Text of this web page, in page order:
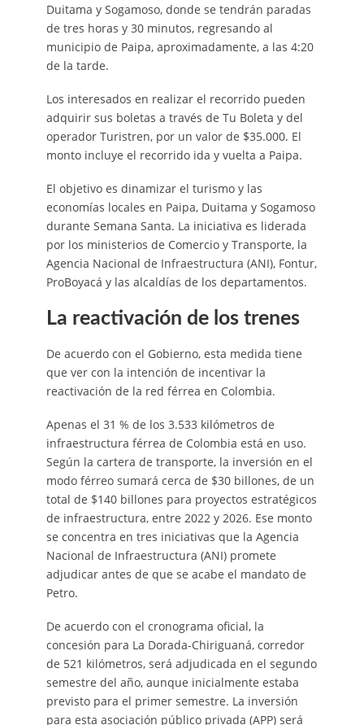
Duitama y Sogamoso, donde se tendrán paradas
de tres horas y 30 minutos, regresando al
municipio de Paipa, aproximadamente, a las 4:20
de la tarde.
Los interesados en realizar el recorrido pueden
adquirir sus boletas a través de Tu Boleta y del
operador Turistren, por un valor de $35.000. El
monto incluye el recorrido ida y vuelta a Paipa.
El objetivo es dinamizar el turismo y las
economías locales en Paipa, Duitama y Sogamoso
durante Semana Santa. La iniciativa es liderada
por los ministerios de Comercio y Transporte, la
Agencia Nacional de Infraestructura (ANI), Fontur,
ProBoyacá y las alcaldías de los departamentos.
La reactivación de los trenes
De acuerdo con el Gobierno, esta medida tiene
que ver con la intención de incentivar la
reactivación de la red férrea en Colombia.
Apenas el 31 % de los 3.533 kilómetros de
infraestructura férrea de Colombia está en uso.
Según la cartera de transporte, la inversión en el
modo férreo sumará cerca de $30 billones, de un
total de $140 billones para proyectos estratégicos
de infraestructura, entre 2022 y 2026. Ese monto
se concentra en tres iniciativas que la Agencia
Nacional de Infraestructura (ANI) promete
adjudicar antes de que se acabe el mandato de
Petro.
De acuerdo con el cronograma oficial, la
concesión para La Dorada-Chiriguaná, corredor
de 521 kilómetros, será adjudicada en el segundo
semestre del año, aunque inicialmente estaba
previsto para el primer semestre. La inversión
para esta asociación público privada (APP) será